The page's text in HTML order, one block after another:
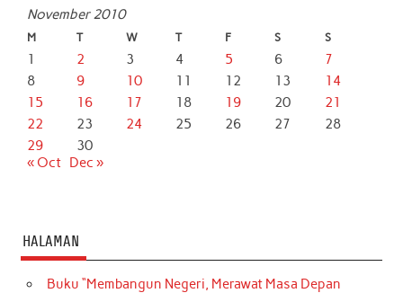
November 2010
M T W T F S S
1 2 3 4 5 6
7
8
9 10 11 12 13
14
15
16 17 18 19 20
21
22
23 24 25 26 27
28
29
30
« Oct Dec »
HALAMAN
Buku “Membangun Negeri, Merawat Masa Depan